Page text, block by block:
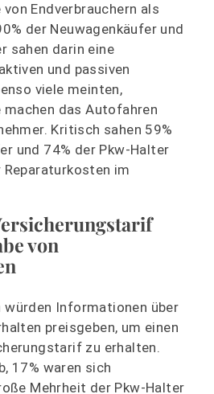
Endverbrauchern als
der Neuwagenkäufer und
sahen darin eine
und passiven
viele meinten,
das Autofahren
Kritisch sahen 59%
und 74% der Pkw-Halter
im
von
würden Informationen über
preisgeben, um einen
zu erhalten.
17% waren sich
Mehrheit der Pkw-Halter